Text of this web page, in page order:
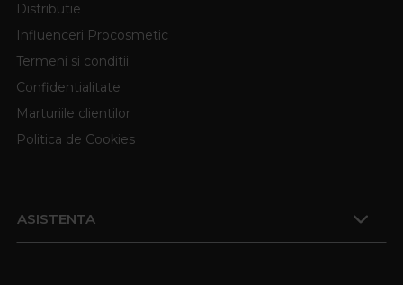
Distributie
Influenceri Procosmetic
Termeni si conditii
Confidentialitate
Marturiile clientilor
Politica de Cookies
ASISTENTA